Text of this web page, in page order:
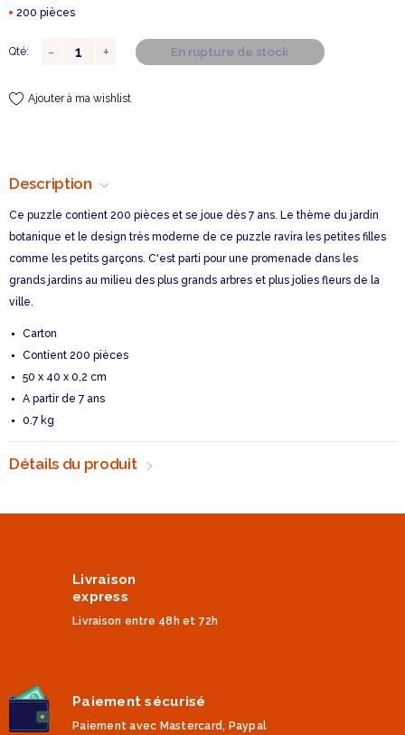
200 pièces
Qté: En rupture de stock
Ajouter à ma wishlist
Description
Ce puzzle contient 200 pièces et se joue dès 7 ans. Le thème du jardin
botanique et le design très moderne de ce puzzle ravira les petites filles
comme les petits garçons. C'est parti pour une promenade dans les
grands jardins au milieu des plus grands arbres et plus jolies fleurs de la
ville.
Carton
Contient 200 pièces
50 x 40 x 0,2 cm
A partir de 7 ans
0.7 kg
Détails du produit
Livraison
express
Livraison entre 48h et 72h
Paiement sécurisé
Paiement avec Mastercard, Paypal